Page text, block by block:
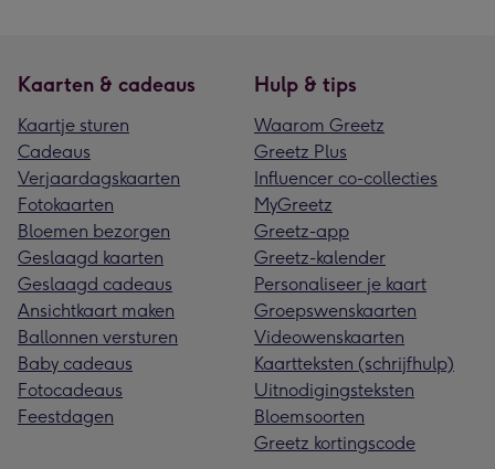
Kaarten & cadeaus
Kaartje sturen
Cadeaus
Verjaardagskaarten
Fotokaarten
Bloemen bezorgen
Geslaagd kaarten
Geslaagd cadeaus
Ansichtkaart maken
Ballonnen versturen
Baby cadeaus
Fotocadeaus
Feestdagen
Hulp & tips
Waarom Greetz
Greetz Plus
Influencer co-collecties
MyGreetz
Greetz-app
Greetz-kalender
Personaliseer je kaart
Groepswenskaarten
Videowenskaarten
Kaartteksten (schrijfhulp)
Uitnodigingsteksten
Bloemsoorten
Greetz kortingscode